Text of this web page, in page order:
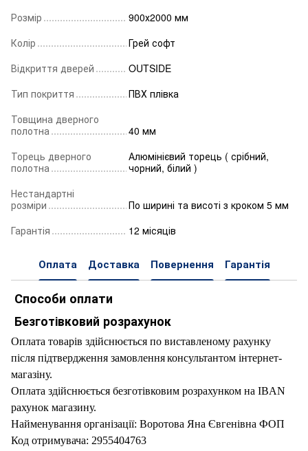
Розмір
900х2000 мм
Колір
Грей софт
Відкриття дверей
OUTSIDE
Тип покриття
ПВХ плівка
Товщина дверного
полотна
40 мм
Торець дверного
полотна
Алюмінієвий торець ( срібний,
чорний, білий )
Нестандартні
розміри
По ширині та висоті з кроком 5 мм
Гарантія
12 місяців
Оплата Доставка Повернення Гарантія
Способи оплати
Безготівковий розрахунок
Оплата товарів здійснюється по виставленому рахунку
після підтвердження замовленняконсультантом інтернет-
магазіну.
Оплата здійснюється безготівковим розрахунком на IBAN
рахунок магазину.
Найменування організації: Воротова Яна Євгенівна ФОП
Код отримувача: 2955404763